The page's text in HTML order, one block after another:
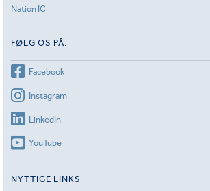
Nation IC
FØLG OS PÅ:
Facebook
Instagram
LinkedIn
YouTube
NYTTIGE LINKS